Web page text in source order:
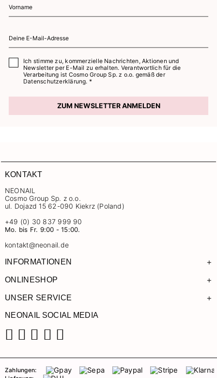
Ich stimme zu, kommerzielle Nachrichten, Aktionen und
Newsletter per E-Mail zu erhalten. Verantwortlich für die
Verarbeitung ist Cosmo Group Sp. z o.o. gemäß der
Datenschutzerklärung. *
ZUM NEWSLETTER ANMELDEN
KONTAKT
NEONAIL
Cosmo Group Sp. z o.o.
ul. Dojazd 15 62-090 Kiekrz (Poland)
+49 (0) 30 837 999 90
Mo. bis Fr. 9:00 - 15:00.
kontakt@neonail.de
INFORMATIONEN +
ONLINESHOP +
UNSER SERVICE +
NEONAIL SOCIAL MEDIA
Zahlungen: